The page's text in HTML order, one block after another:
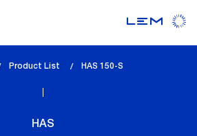
Product List
lem_current_page
HAS 150-S
HAS